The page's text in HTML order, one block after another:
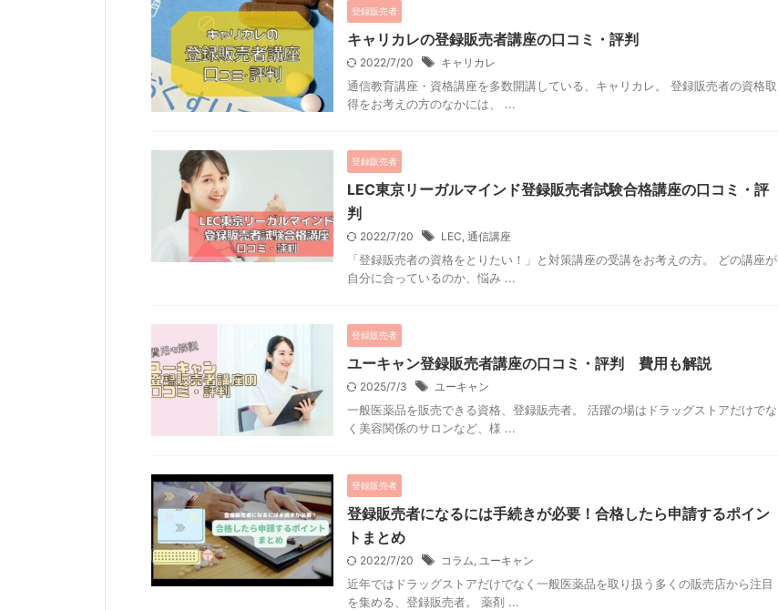
登録販売者
キャリカレの登録販売者講座の口コミ・評判
2022/7/20 キャリカレ
通信教育講座・資格講座を多数開講している、キャリカレ。 登録販売者の資格取
得をお考えの方のなかには、 ...
登録販売者
LEC東京リーガルマインド登録販売者試験合格講座の口コミ・評
判
2022/7/20 LEC, 通信講座
「登録販売者の資格をとりたい！」と対策講座の受講をお考えの方。 どの講座が
自分に合っているのか、悩み ...
登録販売者
ユーキャン登録販売者講座の口コミ・評判 費用も解説
2025/7/3 ユーキャン
一般医薬品を販売できる資格、登録販売者。 活躍の場はドラッグストアだけでな
く美容関係のサロンなど、様 ...
登録販売者
登録販売者になるには手続きが必要！合格したら申請するポイン
トまとめ
2022/7/20 コラム, ユーキャン
近年ではドラッグストアだけでなく一般医薬品を取り扱う多くの販売店から注目
を集める、登録販売者。 薬剤 ...